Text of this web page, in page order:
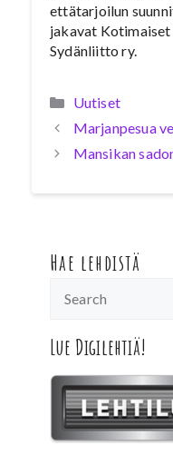
ettätarjoilun
jakavat Kotimaiset
Sydänliitto ry.
Kategoriat
Uutiset
Marjanpesua
Mansikan
Hae lehdistä
Lue Digilehtiä!